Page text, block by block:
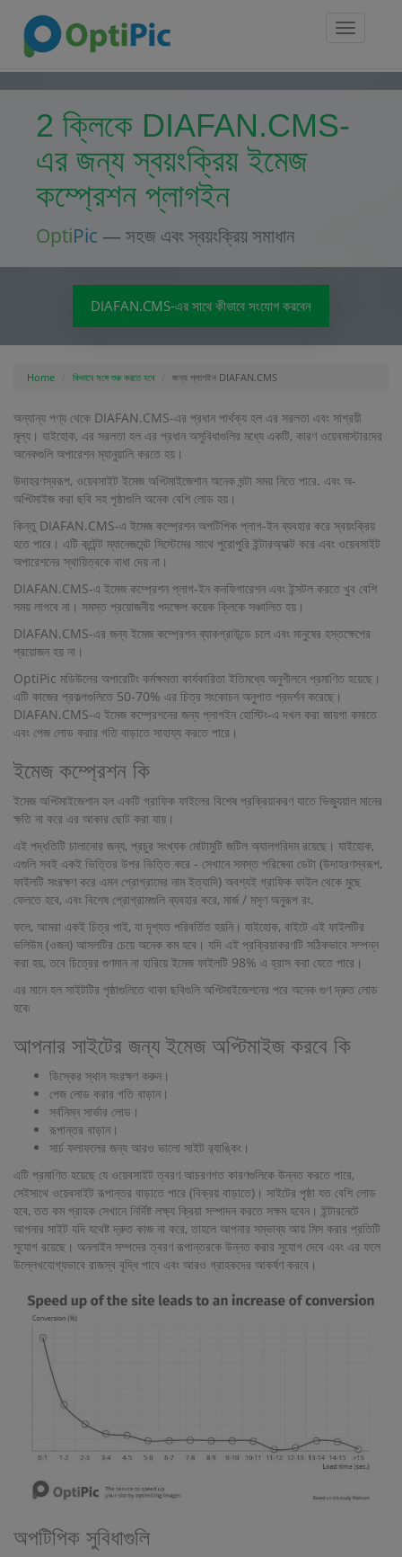
Toggle
2 ক্লিকে DIAFAN.CMS-
এর জন্য স্বয়ংক্রিয় ইমেজ
কম্প্রেশন প্লাগইন
OptiPic — সহজ এবং স্বয়ংক্রিয় সমাধান
DIAFAN.CMS-এর সাথে কীভাবে সংযোগ করবেন
Home কিভাবে সঙ্গে শুরু করতে হবে জন্য প্লাগইন DIAFAN.CMS
অন্যান্য পণ্য থেকে DIAFAN.CMS-এর প্রধান পার্থক্য হল এর সরলতা এবং সাশ্রয়ী
মূল্য। যাইহোক, এর সরলতা হল এর প্রধান অসুবিধাগুলির মধ্যে একটি, কারণ ওয়েবমাস্টারদের
অনেকগুলি অপারেশন ম্যানুয়ালি করতে হয়।
উদাহরণস্বরূপ, ওয়েবসাইট ইমেজ অপ্টিমাইজেশান অনেক ঘন্টা সময় নিতে পারে. এবং অ-
অপ্টিমাইজ করা ছবি সহ পৃষ্ঠাগুলি অনেক বেশি লোড হয়।
কিন্তু DIAFAN.CMS-এ ইমেজ কম্প্রেশন অপটিপিক প্লাগ-ইন ব্যবহার করে স্বয়ংক্রিয়
হতে পারে। এটি কন্টেন্ট ম্যানেজমেন্ট সিস্টেমের সাথে পুরোপুরি ইন্টারঅ্যাক্ট করে এবং ওয়েবসাইট
অপারেশনের স্থায়িত্বকে বাধা দেয় না।
DIAFAN.CMS-এ ইমেজ কম্প্রেশন প্লাগ-ইন কনফিগারেশন এবং ইন্সটল করতে খুব বেশি
সময় লাগবে না। সমস্ত প্রয়োজনীয় পদক্ষেপ কয়েক ক্লিকে সঞ্চালিত হয়।
DIAFAN.CMS-এর জন্য ইমেজ কম্প্রেশন ব্যাকগ্রাউন্ডে চলে এবং মানুষের হস্তক্ষেপের
প্রয়োজন হয় না।
OptiPic মডিউলের অপারেটিং কর্মক্ষমতা কার্যকারিতা ইতিমধ্যে অনুশীলনে প্রমাণিত হয়েছে।
এটি কাজের প্রকল্পগুলিতে 50-70% এর চিত্র সংকোচন অনুপাত প্রদর্শন করেছে।
DIAFAN.CMS-এ ইমেজ কম্প্রেশনের জন্য প্লাগইন হোস্টিং-এ দখল করা জায়গা কমাতে
এবং পেজ লোড করার গতি বাড়াতে সাহায্য করতে পারে।
ইমেজ কম্প্রেশন কি
ইমেজ অপ্টিমাইজেশান হল একটি গ্রাফিক ফাইলের বিশেষ প্রক্রিয়াকরণ যাতে ভিজ্যুয়াল মানের
ক্ষতি না করে এর আকার ছোট করা যায়।
এই পদ্ধতিটি চালানোর জন্য, প্রচুর সংখ্যক মোটামুটি জটিল অ্যালগরিদম রয়েছে। যাইহোক,
এগুলি সবই একই ভিত্তির উপর ভিত্তি করে - সেখানে সমস্ত পরিষেবা ডেটা (উদাহরণস্বরূপ,
ফাইলটি সংরক্ষণ করে এমন প্রোগ্রামের নাম ইত্যাদি) অবশ্যই গ্রাফিক ফাইল থেকে মুছে
ফেলতে হবে, এবং বিশেষ প্রোগ্রামগুলি ব্যবহার করে, মার্জ / মসৃণ অনুরূপ রং.
ফলে, আমরা একই চিত্র পাই, যা দৃশ্যত পরিবর্তিত হয়নি। যাইহোক, বাইটে এই ফাইলটির
ভলিউম (ওজন) আসলটির চেয়ে অনেক কম হবে। যদি এই প্রক্রিয়াকরণটি সঠিকভাবে সম্পন্ন
করা হয়, তবে চিত্রের গুণমান না হারিয়ে ইমেজ ফাইলটি 98% এ হ্রাস করা যেতে পারে।
এর মানে হল সাইটটির পৃষ্ঠাগুলিতে থাকা ছবিগুলি অপ্টিমাইজেশনের পরে অনেক গুণ দ্রুত লোড
হবে৷
আপনার সাইটের জন্য ইমেজ অপ্টিমাইজ করবে কি
ডিস্কের স্থান সংরক্ষণ করুন।
পেজ লোড করার গতি বাড়ান।
সর্বনিম্ন সার্ভার লোড।
রূপান্তর বাড়ান।
সার্চ ফলাফলের জন্য আরও ভালো সাইট র‌্যাঙ্কিং।
এটি প্রমাণিত হয়েছে যে ওয়েবসাইট ত্বরণ আচরণগত কারণগুলিকে উন্নত করতে পারে,
সেইসাথে ওয়েবসাইট রূপান্তর বাড়াতে পারে (বিক্রয় বাড়াতে)। সাইটের পৃষ্ঠা যত বেশি লোড
হবে, তত কম গ্রাহক সেখানে নির্দিষ্ট লক্ষ্য ক্রিয়া সম্পাদন করতে সক্ষম হবেন। ইন্টারনেটে
আপনার সাইট যদি যথেষ্ট দ্রুত কাজ না করে, তাহলে আপনার সম্ভাব্য আয় মিস করার প্রতিটি
সুযোগ রয়েছে। অনলাইন সম্পদের ত্বরণ রূপান্তরকে উন্নত করার সুযোগ দেবে এবং এর ফলে
উল্লেখযোগ্যভাবে রাজস্ব বৃদ্ধি পাবে এবং আরও গ্রাহকদের আকর্ষণ করবে।
অপটিপিক সুবিধাগুলি